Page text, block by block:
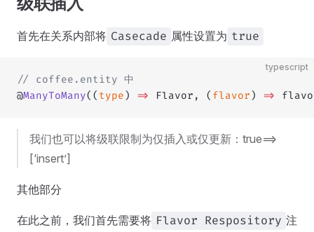
首先在关系内部将 Casecade 属性设置为 true
typescript
// coffee.entity 中
@ManyToMany(( type ) => Flavor, ( flavor ) =>
我们也可以将级联限制为仅插入或仅更新：true==>
[‘insert’]
其他部分
在此之前，我们首先需要将 Flavor Respository 注